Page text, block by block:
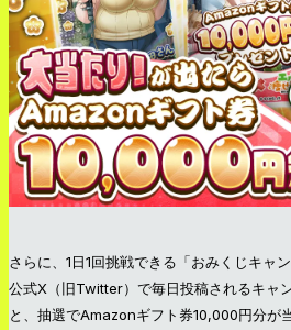
さらに、1日1回挑戦できる「おみくじキャ
公式X（旧Twitter）で毎日投稿されるキャ
と、抽選でAmazonギフト券10,000円分が